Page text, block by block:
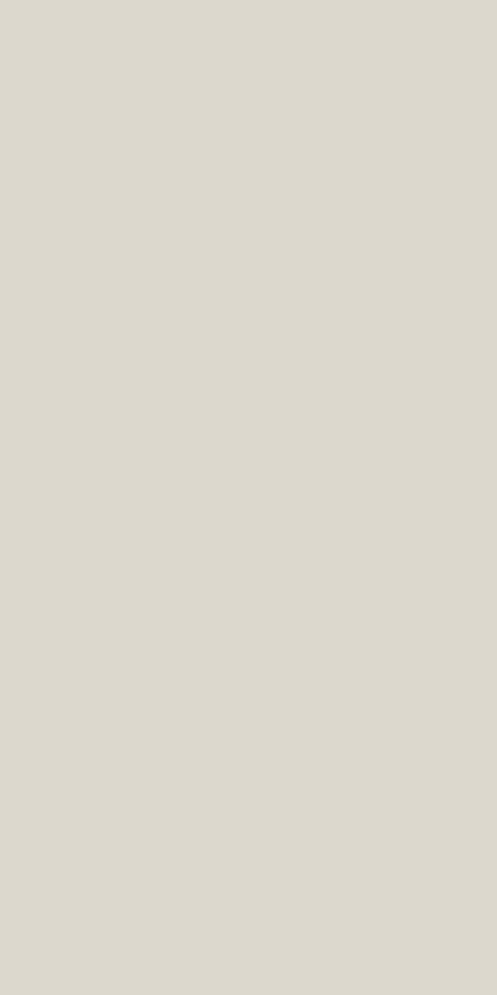
бронирования. Ранний заезд или
действующее удостоверение личности.
отказа в соответствии с внутренними
кровать, предпочтительный тип
отдельно.
музыкантов
музыкальных мероприятий без
в письменной форме по электронной почте.
заезда влечёт штраф в размере 100% стоимости
гостей, тип номера) должны быть запрошены